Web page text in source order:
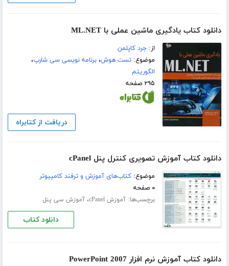
دانلود کتاب یادگیری ماشین عملی با ML.NET
از:جرد کاپلمن
موضوع:تست هوش،برنامه نویسی سی شارپ،
الگوریتم
۲۹۵ صفحه
دریافت از کتابراه
دانلود کتاب آموزش تصویری کنترل پنل cPanel
موضوع:کتاب‌های آموزش و ترفند کامپیوتر
۰ صفحه
برچسب‌ها:آموزش cPanel ،آموزش سی پنل
دانلود کتاب
دانلود کتاب آموزش نرم افزار PowerPoint 2007